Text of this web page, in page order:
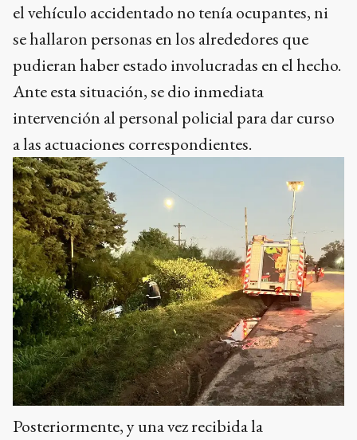
el vehículo accidentado no tenía ocupantes, ni
se hallaron personas en los alrededores que
pudieran haber estado involucradas en el hecho.
Ante esta situación, se dio inmediata
intervención al personal policial para dar curso
a las actuaciones correspondientes.
Posteriormente, y una vez recibida la